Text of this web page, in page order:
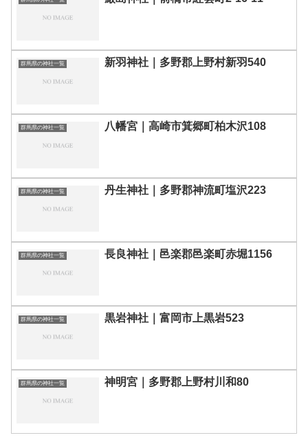
群馬県の神社一覧 新羽神社｜多野郡上野村新羽540
群馬県の神社一覧 八幡宮｜高崎市箕郷町柏木沢108
群馬県の神社一覧 丹生神社｜多野郡神流町塩沢223
群馬県の神社一覧 長良神社｜邑楽郡邑楽町赤堀1156
群馬県の神社一覧 黒岩神社｜富岡市上黒岩523
群馬県の神社一覧 神明宮｜多野郡上野村川和80